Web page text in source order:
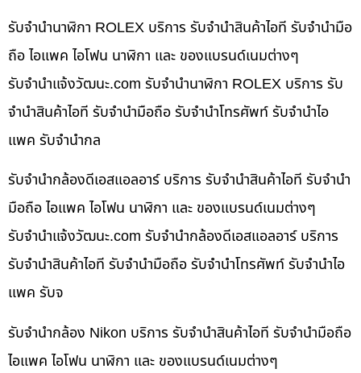
รับจำนำนาฬิกา ROLEX บริการ รับจำนำสินค้าไอที รับจำนำมือ
ถือ ไอแพค ไอโฟน นาฬิกา และ ของแบรนด์เนมต่างๆ
รับจํานําแจ้งวัฒนะ.com รับจำนำนาฬิกา ROLEX บริการ รับ
จำนำสินค้าไอที รับจำนำมือถือ รับจำนำโทรศัพท์ รับจำนำไอ
แพค รับจำนำกล
รับจำนำกล้องดีเอสแอลอาร์ บริการ รับจำนำสินค้าไอที รับจำนำ
มือถือ ไอแพค ไอโฟน นาฬิกา และ ของแบรนด์เนมต่างๆ
รับจํานําแจ้งวัฒนะ.com รับจำนำกล้องดีเอสแอลอาร์ บริการ
รับจำนำสินค้าไอที รับจำนำมือถือ รับจำนำโทรศัพท์ รับจำนำไอ
แพค รับจ
รับจำนำกล้อง Nikon บริการ รับจำนำสินค้าไอที รับจำนำมือถือ
ไอแพค ไอโฟน นาฬิกา และ ของแบรนด์เนมต่างๆ